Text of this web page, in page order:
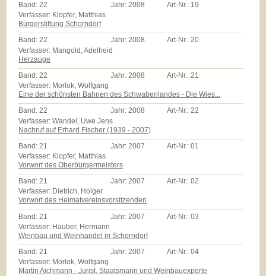
Band:22 Jahr:2008 Art-Nr.: 19
Verfasser: Klopfer, Matthias
Bürgerstiftung Schorndorf
Band:22 Jahr:2008 Art-Nr.:20
Verfasser: Mangold, Adelheid
Herzauge
Band:22 Jahr:2008 Art-Nr.:21
Verfasser: Morlok, Wolfgang
Eine der schönsten Bahnen des Schwabenlandes - Die Wies...
Band:22 Jahr:2008 Art-Nr.:22
Verfasser: Wandel, Uwe Jens
Nachruf auf Erhard Fischer (1939 - 2007)
Band: 21 Jahr: 2007 Art-Nr.:01
Verfasser: Klopfer, Matthias
Vorwort des Oberbürgermeisters
Band:21 Jahr:2007 Art-Nr.:02
Verfasser: Dietrich, Holger
Vorwort des Heimatvereinsvorsitzenden
Band: 21 Jahr: 2007 Art-Nr.:03
Verfasser: Hauber, Hermann
Weinbau und Weinhandel in Schorndorf
Band:21 Jahr:2007 Art-Nr.:04
Verfasser: Morlok, Wolfgang
Martin Aichmann - Jurist, Staatsmann und Weinbauexperte